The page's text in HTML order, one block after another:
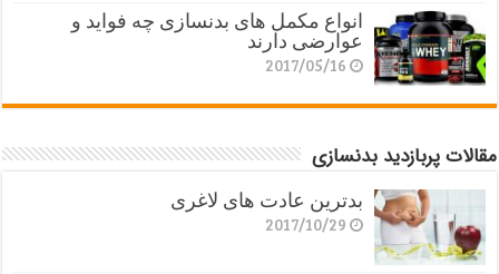
انواع مکمل های بدنسازی چه فواید و
عوارضی دارند
2017/05/16
مقالات پربازدید بدنسازی
بدترین عادت های لاغری
2017/10/29